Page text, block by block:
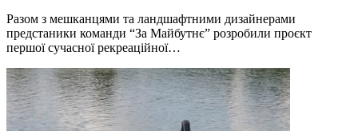
Разом з мешканцями та ландшафтними дизайнерами
предстаники команди “За Майбутнє” розробили проєкт
першої сучасної рекреаційної…